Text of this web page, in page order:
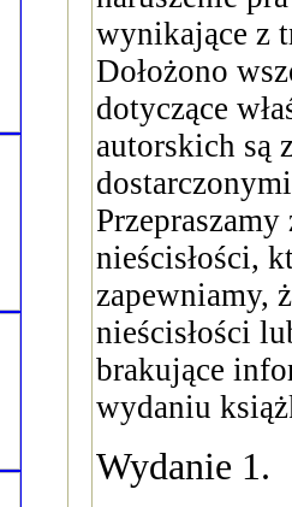
wynikające z
Dołożono
dotyczące
autorskich są
nieścisłości,
zapewniamy,
nieścisłości
brakujące
wydaniu
Wydanie 1.